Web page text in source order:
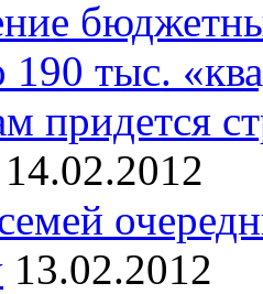
190 тыс.
придется
14.02.2012
13.02.2012